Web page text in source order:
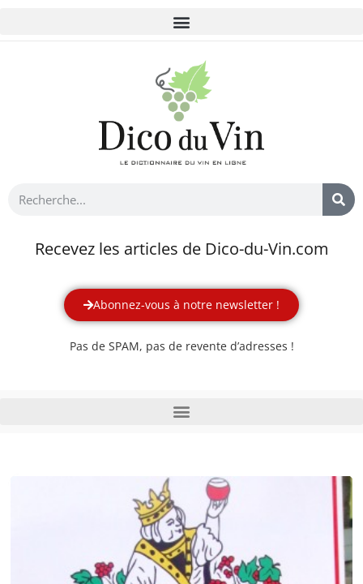
Recevez les articles de Dico-du-Vin.com
Abonnez-vous à notre newsletter !
Pas de SPAM, pas de revente d’adresses !